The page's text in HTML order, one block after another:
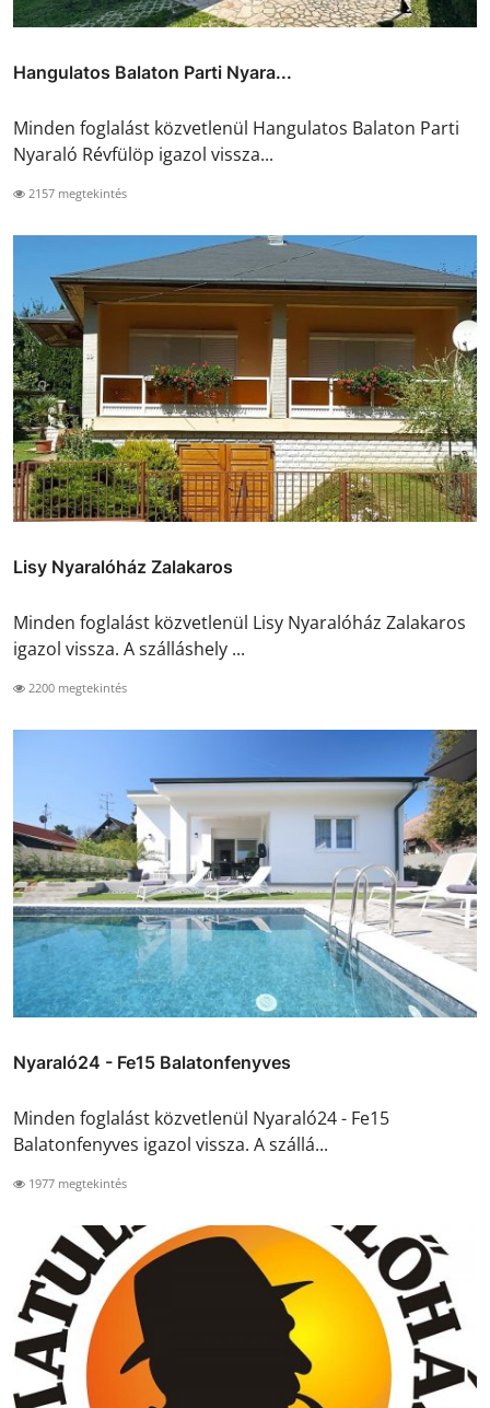
Hangulatos Balaton Parti Nyara...
Minden foglalást közvetlenül Hangulatos Balaton Parti
Nyaraló Révfülöp igazol vissza...
2157 megtekintés
Lisy Nyaralóház Zalakaros
Minden foglalást közvetlenül Lisy Nyaralóház Zalakaros
igazol vissza. A szálláshely ...
2200 megtekintés
Nyaraló24 - Fe15 Balatonfenyves
Minden foglalást közvetlenül Nyaraló24 - Fe15
Balatonfenyves igazol vissza. A szállá...
1977 megtekintés